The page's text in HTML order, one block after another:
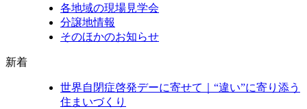
各地域の現場見学会
分譲地情報
そのほかのお知らせ
新着
世界自閉症啓発デーに寄せて｜“違い”に寄り添う
住まいづくり